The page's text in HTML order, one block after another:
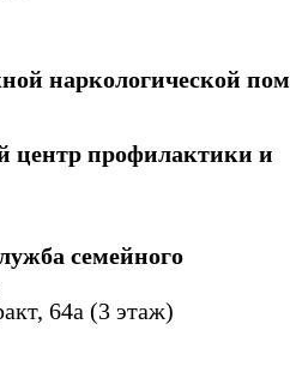
наркологической
центр профилактики и
семейного
64а (3 этаж)